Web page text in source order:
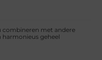
combineren met andere
geheel